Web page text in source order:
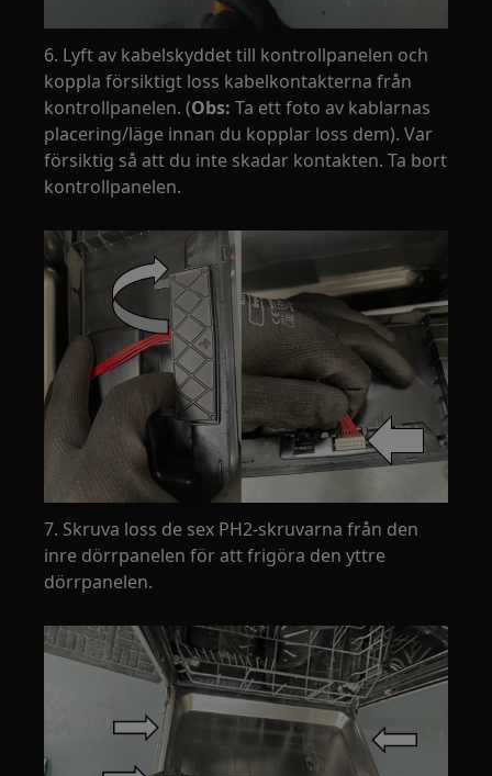
6. Lyft av kabelskyddet till kontrollpanelen och
koppla försiktigt loss kabelkontakterna från
kontrollpanelen. (Obs: Ta ett foto av kablarnas
placering/läge innan du kopplar loss dem). Var
försiktig så att du inte skadar kontakten. Ta bort
kontrollpanelen.
7. Skruva loss de sex PH2-skruvarna från den
inre dörrpanelen för att frigöra den yttre
dörrpanelen.